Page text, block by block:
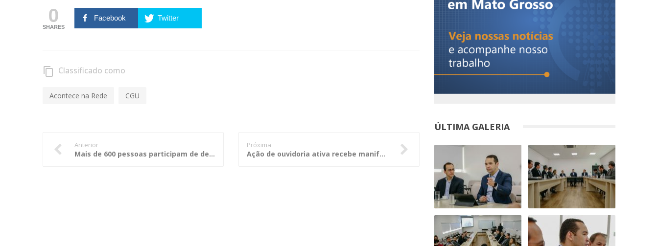
0
SHARES
Facebook Twitter
content_copy Classificado como
Acontece na Rede CGU
Anterior
Mais de 600 pessoas participam de debate sobre controle organizado pelo TCE em Primavera
Próxima
Ação de ouvidoria ativa recebe manifestações da população em Santa Catarina
ÚLTIMA GALERIA